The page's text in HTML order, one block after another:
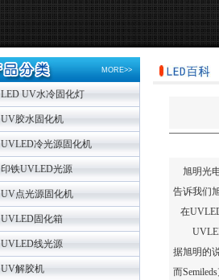
MORE>>
LED UV水冷固化灯
UV胶水固化机
UVLED冷光源固化机
印铁UVLED光源
UV点光源固化机
UVLED固化箱
UVLED线光源
UV解胶机
旭明光
告诉我们
在
UVLED
据旭明的
而